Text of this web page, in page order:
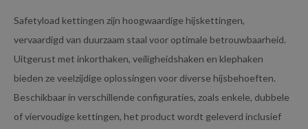
Safetyload kettingen zijn hoogwaardige hijskettingen,
vervaardigd van duurzaam staal voor optimale betrouwbaarheid.
Uitgerust met inkorthaken, veiligheidshaken en klephaken
bieden ze veelzijdige oplossingen voor diverse hijsbehoeften.
Beschikbaar in verschillende configuraties, zoals enkele, dubbele
of viervoudige kettingen, het product wordt geleverd inclusief